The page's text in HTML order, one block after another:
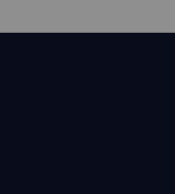
ONT
LA MISE